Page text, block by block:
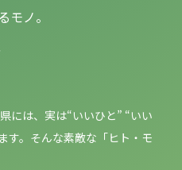
モノ。
には、実は“いいひと” “いい
す。そんな素敵な「ヒト・モ